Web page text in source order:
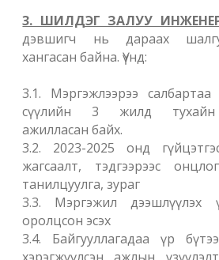
3. ШИЛДЭГ ЗАЛУУ
дэвшигч нь дараах
хангасан байна. Үүнд:
3.1. Мэргэжлээрээ
сүүлийн 3 жилд тухайн
ажилласан байх.
3.2. 2023-2025 онд
жагсаалт, тэдгээрээс
танилцуулга, зураг
3.3. Мэргэжил дээшлүүлэх
оролцсон эсэх
3.4. Байгууллагадаа үр